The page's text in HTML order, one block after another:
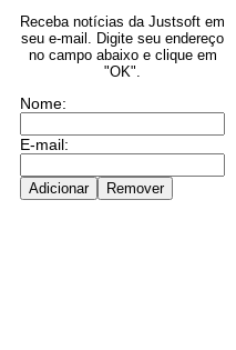
Receba notícias da Justsoft em
seu e-mail. Digite seu endereço
no campo abaixo e clique em
"OK".
Nome:
E-mail: